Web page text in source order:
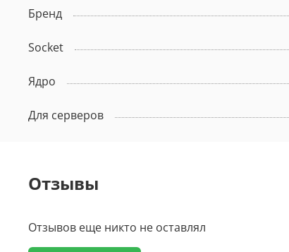
Бренд
Socket
Ядро
Для серверов
Отзывы
Отзывов еще никто не оставлял